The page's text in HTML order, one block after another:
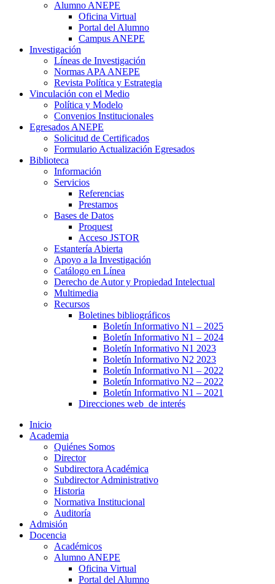
Alumno ANEPE
Oficina Virtual
Portal del Alumno
Campus ANEPE
Investigación
Líneas de Investigación
Normas APA ANEPE
Revista Política y Estrategia
Vinculación con el Medio
Política y Modelo
Convenios Institucionales
Egresados ANEPE
Solicitud de Certificados
Formulario Actualización Egresados
Biblioteca
Información
Servicios
Referencias
Prestamos
Bases de Datos
Proquest
Acceso JSTOR
Estantería Abierta
Apoyo a la Investigación
Catálogo en Línea
Derecho de Autor y Propiedad Intelectual
Multimedia
Recursos
Boletines bibliográficos
Boletín Informativo N1 – 2025
Boletín Informativo N1 – 2024
Boletín Informativo N1 2023
Boletín Informativo N2 2023
Boletín Informativo N1 – 2022
Boletín Informativo N2 – 2022
Boletín Informativo N1 – 2021
Direcciones web de interés
Inicio
Academia
Quiénes Somos
Director
Subdirectora Académica
Subdirector Administrativo
Historia
Normativa Institucional
Auditoría
Admisión
Docencia
Académicos
Alumno ANEPE
Oficina Virtual
Portal del Alumno